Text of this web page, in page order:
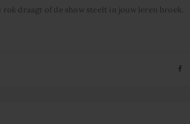
draagt of de show steelt in jouw leren broek.